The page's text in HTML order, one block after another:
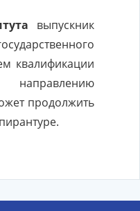
выпускник
квалификации
направлению
продолжить